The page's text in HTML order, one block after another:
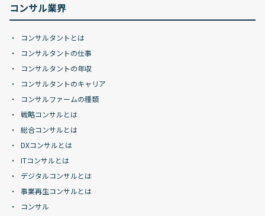
コンサル業界
コンサルタントとは
コンサルタントの仕事
コンサルタントの年収
コンサルタントのキャリア
コンサルファームの種類
戦略コンサルとは
総合コンサルとは
DXコンサルとは
ITコンサルとは
デジタルコンサルとは
事業再生コンサルとは
コンサル